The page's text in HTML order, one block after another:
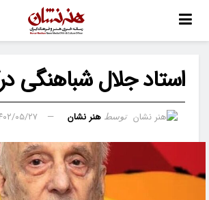
استاد جلال شباهنگی
توسط هنر نشان ۱۴۰۲/۰۵/